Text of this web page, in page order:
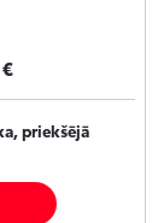
priekšējā